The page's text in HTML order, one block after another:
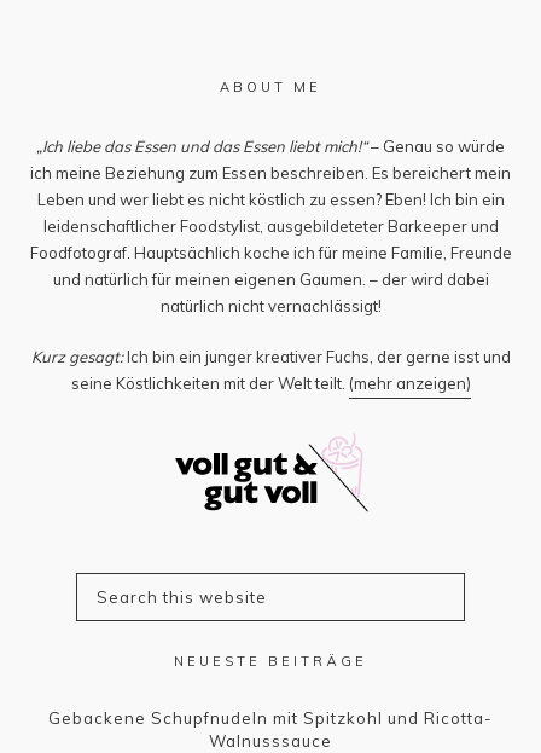
ABOUT ME
„Ich liebe das Essen und das Essen liebt mich!“– Genau so würde
ich meine Beziehung zum Essen beschreiben. Es bereichert mein
Leben und wer liebt es nicht köstlich zu essen? Eben! Ich bin ein
leidenschaftlicher Foodstylist, ausgebildeteter Barkeeper und
Foodfotograf. Hauptsächlich koche ich für meine Familie, Freunde
und natürlich für meinen eigenen Gaumen. – der wird dabei
natürlich nicht vernachlässigt!
Kurz gesagt:Ich bin ein junger kreativer Fuchs, der gerne isst und
seine Köstlichkeiten mit der Welt teilt. (mehr anzeigen)
NEUESTE BEITRÄGE
Gebackene Schupfnudeln mit Spitzkohl und Ricotta-
Walnusssauce